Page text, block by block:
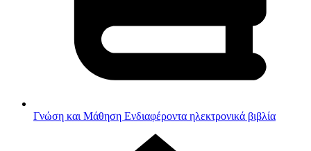
Γνώση και Μάθηση Ενδιαφέροντα ηλεκτρονικά βιβλία